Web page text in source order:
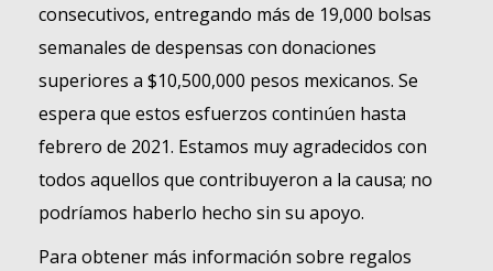
consecutivos, entregando más de 19,000 bolsas
semanales de despensas con donaciones
superiores a $10,500,000 pesos mexicanos. Se
espera que estos esfuerzos continúen hasta
febrero de 2021. Estamos muy agradecidos con
todos aquellos que contribuyeron a la causa; no
podríamos haberlo hecho sin su apoyo.
Para obtener más información sobre regalos